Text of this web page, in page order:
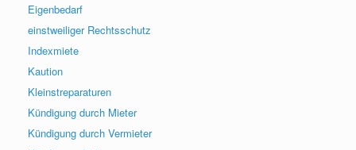
Eigenbedarf
einstweiliger Rechtsschutz
Indexmiete
Kaution
Kleinstreparaturen
Kündigung durch Mieter
Kündigung durch Vermieter